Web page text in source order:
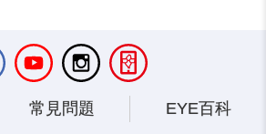
常見問題 EYE百科